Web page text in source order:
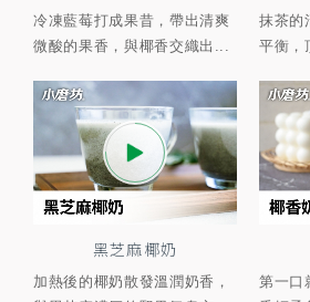
冷凍藍莓打成果昔，帶出清爽
微酸的果香，與椰香交織出...
抹茶的
平衡，
黑芝麻椰奶
加熱後的椰奶散發溫潤奶香，
第一口